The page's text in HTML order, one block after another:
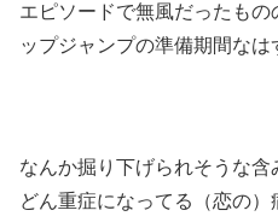
エピソードで無風だったも
ップジャンプの準備期間なは
なんか掘り下げられそうな
どん重症になってる（恋の